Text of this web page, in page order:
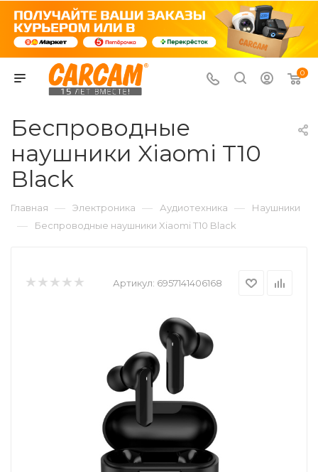
0
Беспроводные
наушники Xiaomi T10
Black
Главная — Электроника — Аудиотехника — Наушники
— Беспроводные наушники Xiaomi T10 Black
Артикул: 6957141406168